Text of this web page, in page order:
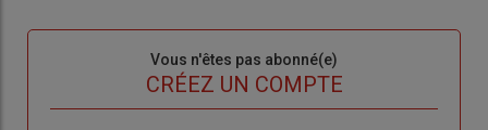
Vous n'êtes pas abonné(e)
CRÉEZ UN COMPTE